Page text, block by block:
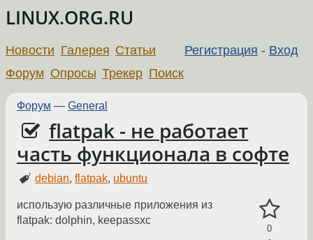
LINUX.ORG.RU
Регистрация - Вход
Новости Галерея Статьи
Форум Опросы Трекер Поиск
Форум — General
flatpak - не работает
часть функционала в софте
debian,flatpak, ubuntu
0
использую различные приложения из
flatpak: dolphin, keepassxc